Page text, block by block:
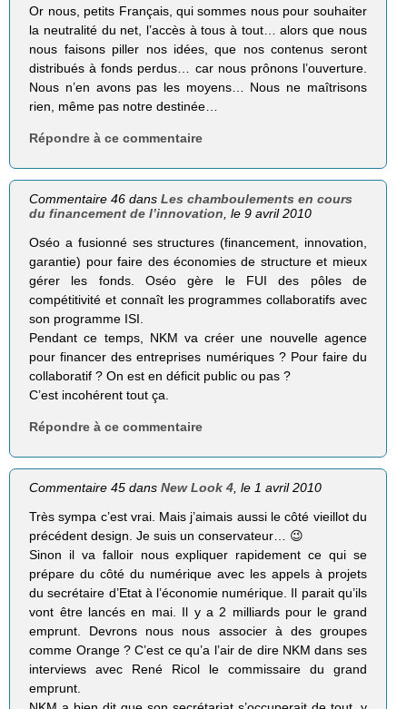
Or nous, petits Français, qui sommes nous pour souhaiter
la neutralité du net, l’accès à tous à tout… alors que nous
nous faisons piller nos idées, que nos contenus seront
distribués à fonds perdus… car nous prônons l’ouverture.
Nous n’en avons pas les moyens… Nous ne maîtrisons
rien, même pas notre destinée…
Répondre à ce commentaire
Commentaire 46 dansLes chamboulements en cours
du financement de l’innovation , le 9 avril 2010
Oséo a fusionné ses structures (financement, innovation,
garantie) pour faire des économies de structure et mieux
gérer les fonds. Oséo gère le FUI des pôles de
compétitivité et connaît les programmes collaboratifs avec
son programme ISI.
Pendant ce temps, NKM va créer une nouvelle agence
pour financer des entreprises numériques ? Pour faire du
collaboratif ? On est en déficit public ou pas ?
C’est incohérent tout ça.
Répondre à ce commentaire
Commentaire 45 dansNew Look 4, le 1 avril 2010
Très sympa c’est vrai. Mais j’aimais aussi le côté vieillot du
précédent design. Je suis un conservateur… 😉
Sinon il va falloir nous expliquer rapidement ce qui se
prépare du côté du numérique avec les appels à projets
du secrétaire d’Etat à l’économie numérique. Il parait qu’ils
vont être lancés en mai. Il y a 2 milliards pour le grand
emprunt. Devrons nous nous associer à des groupes
comme Orange ? C’est ce qu’a l’air de dire NKM dans ses
interviews avec René Ricol le commissaire du grand
emprunt.